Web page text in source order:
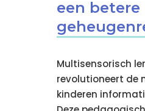
een betere
Multisensorisch
revolutioneert de
kinderen